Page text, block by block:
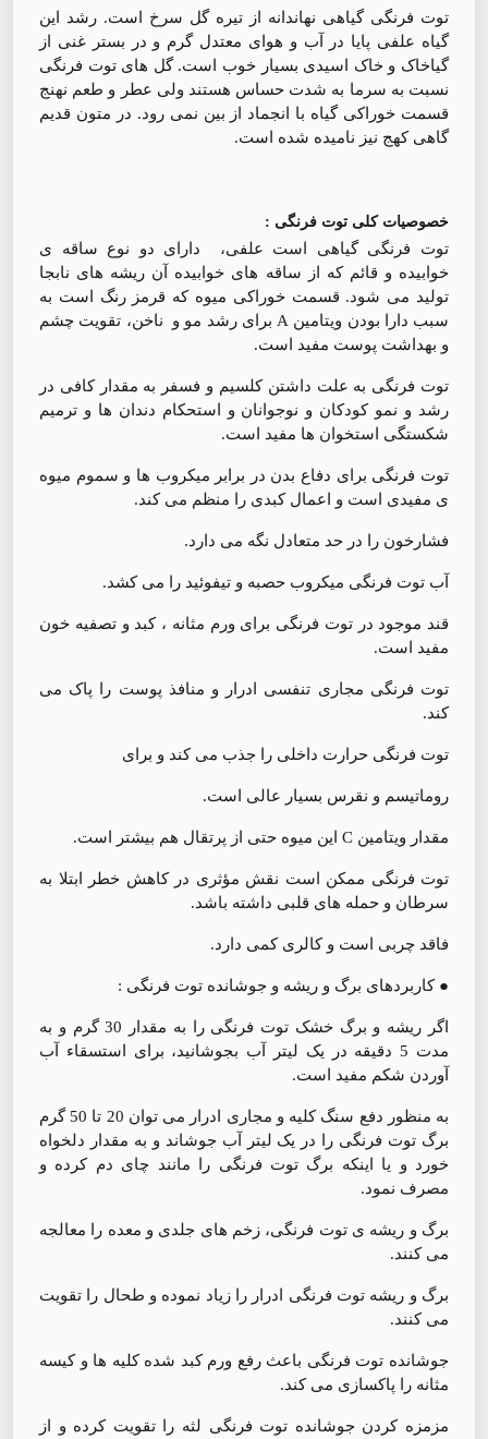
توت فرنگی گیاهی نهاندانه از تیره گل سرخ است. رشد این
گیاه علفی پایا در آب و هوای معتدل گرم و در بستر غنی از
گیاخاک و خاک اسیدی بسیار خوب است. گل های توت فرنگی
نسبت به سرما به شدت حساس هستند ولی عطر و طعم نهنج
قسمت خوراکی گیاه با انجماد از بین نمی رود. در متون قدیم
گاهی کهج نیز نامیده شده است.
خصوصیات کلی توت فرنگی :
توت فرنگی گیاهی است علفی، دارای دو نوع ساقه ی
خوابیده و قائم که از ساقه های خوابیده آن ریشه های نابجا
تولید می شود. قسمت خوراکی میوه که قرمز رنگ است به
سبب دارا بودن ویتامین A برای رشد مو و ناخن، تقویت چشم
و بهداشت پوست مفید است.
توت فرنگی به علت داشتن کلسیم و فسفر به مقدار کافی در
رشد و نمو کودکان و نوجوانان و استحکام دندان ها و ترمیم
شکستگی استخوان ها مفید است.
توت فرنگی برای دفاع بدن در برابر میکروب ها و سموم میوه
ی مفیدی است و اعمال کبدی را منظم می کند.
فشارخون را در حد متعادل نگه می دارد.
آب توت فرنگی میکروب حصبه و تیفوئید را می کشد.
قند موجود در توت فرنگی برای ورم مثانه ، کبد و تصفیه خون
مفید است.
توت فرنگی مجاری تنفسی ادرار و منافذ پوست را پاک می
کند.
توت فرنگی حرارت داخلی را جذب می کند و برای
روماتیسم و نقرس بسیار عالی است.
مقدار ویتامین C این میوه حتی از پرتقال هم بیشتر است.
توت فرنگی ممکن است نقش مؤثری در کاهش خطر ابتلا به
سرطان و حمله های قلبی داشته باشد.
فاقد چربی است و کالری کمی دارد.
● کاربردهای برگ و ریشه و جوشانده توت فرنگی :
اگر ریشه و برگ خشک توت فرنگی را به مقدار 30 گرم و به
مدت 5 دقیقه در یک لیتر آب بجوشانید، برای استسقاء آب
آوردن شکم مفید است.
به منظور دفع سنگ کلیه و مجاری ادرار می توان 20 تا 50 گرم
برگ توت فرنگی را در یک لیتر آب جوشاند و به مقدار دلخواه
خورد و یا اینکه برگ توت فرنگی را مانند چای دم کرده و
مصرف نمود.
برگ و ریشه ی توت فرنگی، زخم های جلدی و معده را معالجه
می کنند.
برگ و ریشه توت فرنگی ادرار را زیاد نموده و طحال را تقویت
می کنند.
جوشانده توت فرنگی باعث رفع ورم کبد شده کلیه ها و کیسه
مثانه را پاکسازی می کند.
مزمزه کردن جوشانده توت فرنگی لثه را تقویت کرده و از